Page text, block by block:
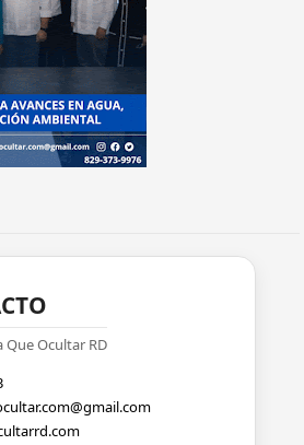
Que Ocultar RD